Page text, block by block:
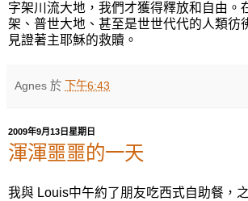
字架川流大地，我們才獲得釋放和自由。
架、普世大地、甚至是世世代代的人類彷
見證著主耶穌的救贖。
Agnes 於 下午6:43
2009年9月13日星期日
渾渾噩噩的一天
我與 Louis中午約了朋友吃西式自助餐，